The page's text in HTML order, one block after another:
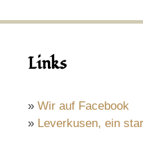
Links
» Wir auf Facebook
» Leverkusen, ein